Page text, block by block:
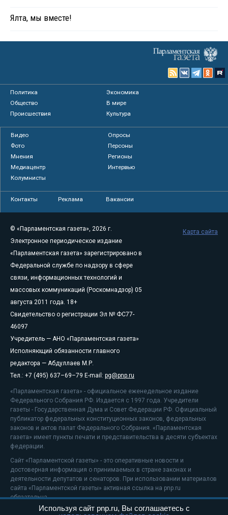
Ялта, мы вместе!
Политика
Экономика
Общество
В мире
Происшествия
Культура
Видео
Опросы
Фото
Персоны
Мнения
Регионы
Медиацентр
Интервью
Колумнисты
Контакты Реклама Вакансии
© «Парламентская газета», 2026 г.
Электронное периодическое издание
«Парламентская газета» зарегистрировано в
Федеральной службе по надзору в сфере
связи, информационных технологий и
массовых коммуникаций (Роскомнадзор) 05
августа 2011 года. 18+
Свидетельство о регистрации Эл № ФС77-
46097
Учредитель — АНО «Парламентская газета»
Исполняющий обязанности главного
редактора — Абдуллаев М.Р.
Тел.: +7 (495) 637–69–79 E-mail: pg@pnp.ru
«Парламентская газета» - официальное еженедельное издание
Федерального Собрания РФ. Издается с 1997 года. Учредители
газеты - Государственная Дума и Совет Федерации РФ. Официальный
публикатор федеральных конституционных законов, федеральных
законов и актов палат Федерального Собрания. «Парламентская
газета» имеет пункты печати и представительства в десяти субъектах
федерации.
Сайт «Парламентской газеты» - это оперативные новости и
достоверная информация о принимаемых в стране законах и
деятельности депутатов и сенаторов. При использовании материалов
сайта «Парламентской газеты» активная ссылка на pnp.ru
обязательна.
На информационном ресурсе применяютсярекомендательные
Карта сайта
Используя сайт pnp.ru, Вы соглашаетесь с